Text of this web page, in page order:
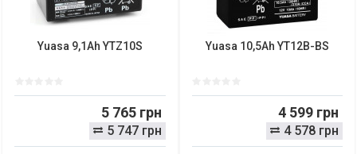
Yuasa 9,1Ah YTZ10S
5 765 грн
5 747 грн
Yuasa 10,5Ah YT12B-BS
4 599 грн
4 578 грн